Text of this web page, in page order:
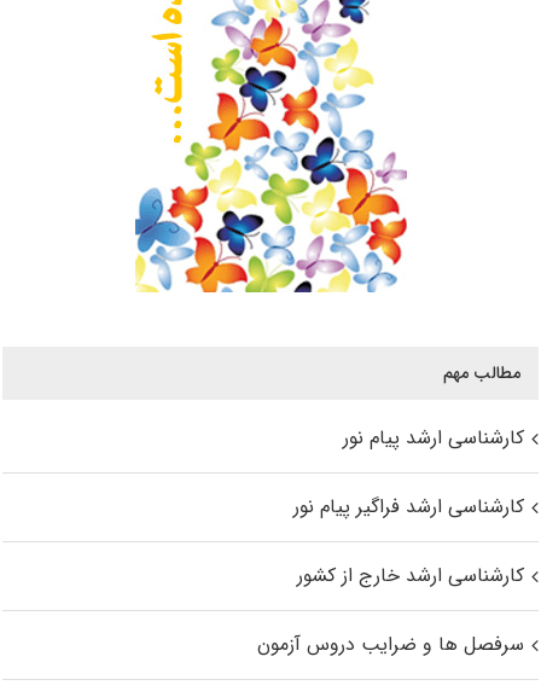
مطالب مهم
کارشناسی ارشد پیام نور
کارشناسی ارشد فراگیر پیام نور
کارشناسی ارشد خارج از کشور
سرفصل ها و ضرایب دروس آزمون